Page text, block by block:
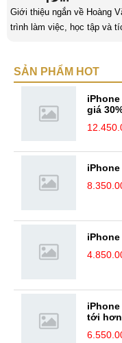
Giới thiệu ngắn về Hoàng Văn Hùng Đặc điểm nổi
trình làm việc, học tập và
năng làm việc độc lập, làm
SẢN PHẨM HOT
giá
iPhone
iPhone
tới hơn